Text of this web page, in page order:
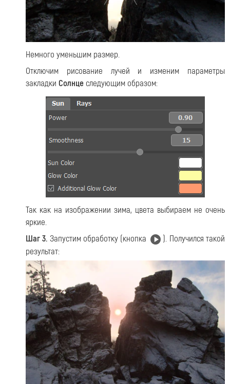
Немного уменьшим размер.
Отключим рисование лучей и изменим параметры
закладки Солнце следующим образом:
Так как на изображении зима, цвета выбираем не очень
яркие.
Шаг 3. Запустим обработку (кнопка
). Получился такой
результат: